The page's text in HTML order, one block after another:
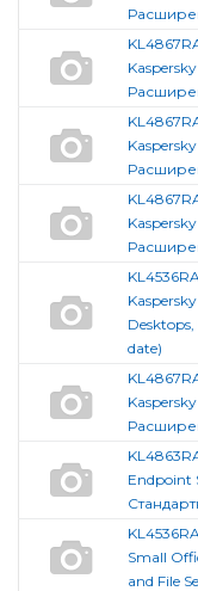
Desktops,
date)
Endpoint
Small
and File